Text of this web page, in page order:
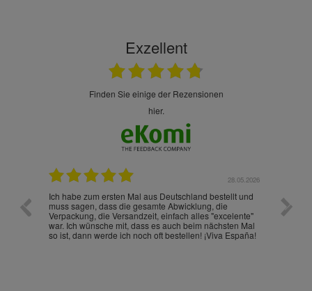
Exzellent
finden Sie einige der Rezensionen
hier.
28.05.2026
Ich habe zum ersten Mal aus Deutschland bestellt und
muss sagen, dass die gesamte Abwicklung, die
Verpackung, die Versandzeit, einfach alles "excelente"
war. Ich wünsche mit, dass es auch beim nächsten Mal
so ist, dann werde ich noch oft bestellen! ¡Viva España!
Die
gut
ist